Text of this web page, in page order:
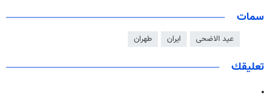
سمات
عيد الاضحى ايران طهران
تعليقك